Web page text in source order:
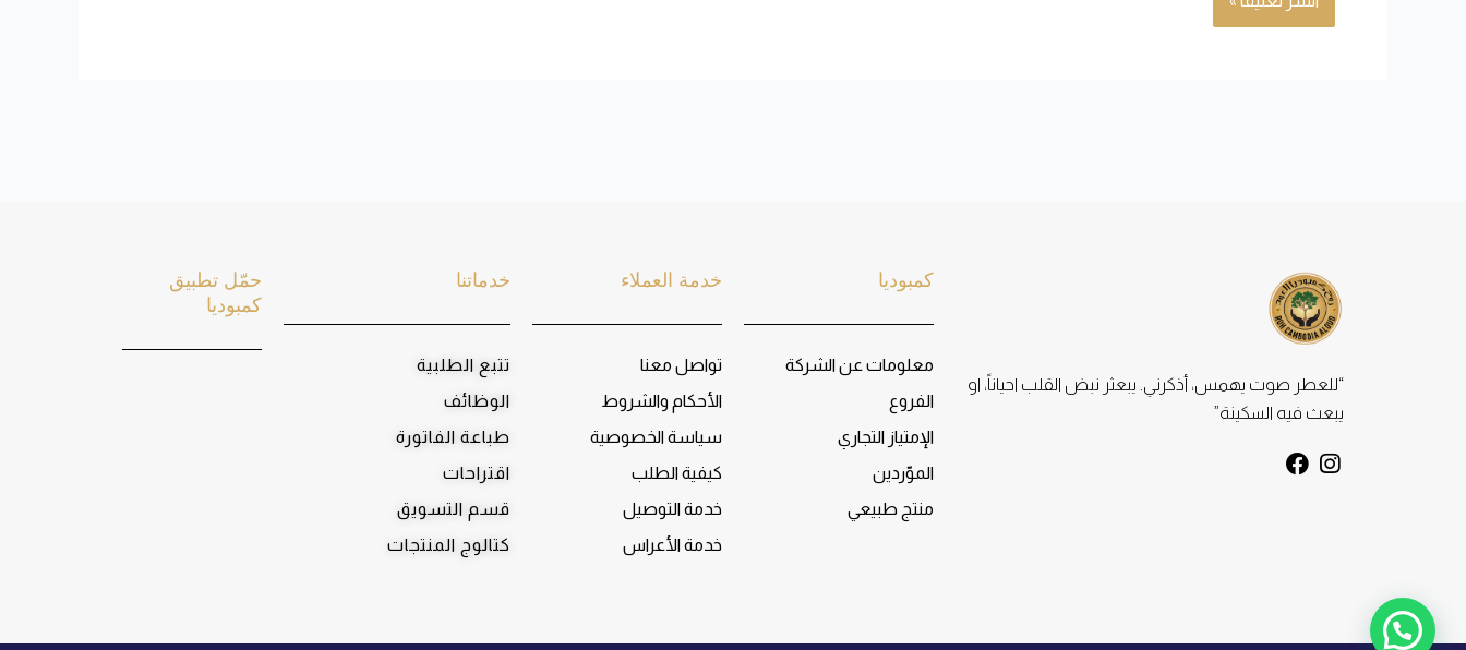
“للعطر صوت يهمس، أذكرني. يبعثر نبض القلب احياناً، او
يبعث فيه السكينة”
I
m
F
a
كمبوديا
معلومات عن الشركة
الفروع
الإمتياز التجاري
الموّردين
منتج طبيعي
خدمة العملاء
تواصل معنا
الأحكام والشروط
سياسة الخصوصية
كيفية الطلب
خدمة التوصيل
خدمة الأعراس
خدماتنا
تتبع الطلبية
الوظائف
طباعة الفاتورة
اقتراحات
قسم التسويق
كتالوج المنتجات
حمّل تطبيق
كمبوديا